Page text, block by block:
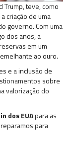
Trump, teve, como
criação de uma
governo. Com uma
dos anos, a
em um
ao ouro.
e a inclusão de
sobre
valorização do
dos EUApara as
para